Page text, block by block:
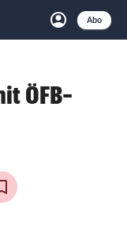
account_circle
Anmelden
Abo
close Schließen
arrow_right
ÖFB-